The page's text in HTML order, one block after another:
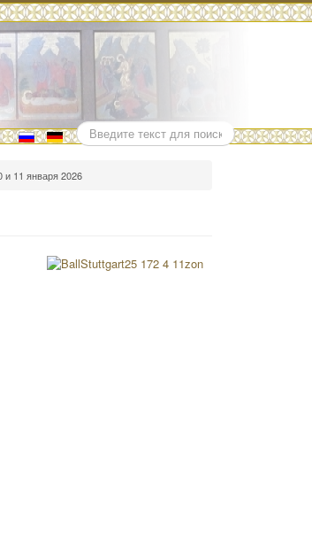
Поиск
и 11 января 2026